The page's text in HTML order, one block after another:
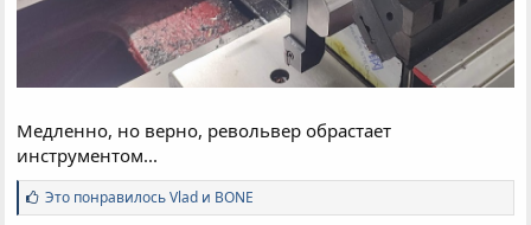
Медленно, но верно, револьвер обрастает
инструментом...
С
и
Это понравилосьVlad и BONE